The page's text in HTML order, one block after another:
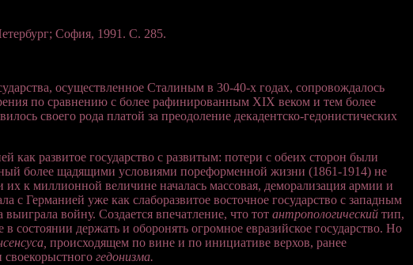
София, 1991. С. 285.
осуществленное Сталиным в 30-40-х годах, сопровождалось
по сравнению с более рафинированным XIX веком и тем более
своего рода платой за преодоление декадентско-гедонистических
как развитое государство с развитым: потери с обеих сторон были
более щадящими условиями пореформенной жизни (1861-1914) не
к миллионной величине началась массовая, деморализация армии и
с Германией уже как слаборазвитое восточное государство с западным
войну. Создается впечатление, что тот антропологический тип,
держать и оборонять огромное евразийское государство. Но
происходящем по вине и по инициативе верхов, ранее
своекорыстного гедонизма.